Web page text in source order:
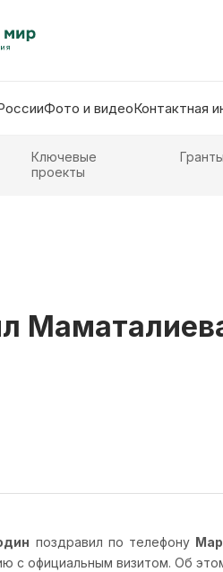
Фото и видеоКонтактная
Ключевые
проекты
Гранты
поздравил по телефону
с официальным визитом. Об